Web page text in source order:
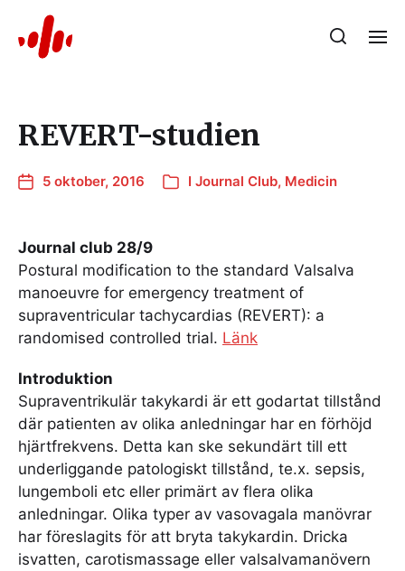
REVERT-studien
5 oktober, 2016 I Journal Club, Medicin
Journal club 28/9
Postural modification to the standard Valsalva
manoeuvre for emergency treatment of
supraventricular tachycardias (REVERT): a
randomised controlled trial. Länk
Introduktion
Supraventrikulär takykardi är ett godartat tillstånd
där patienten av olika anledningar har en förhöjd
hjärtfrekvens. Detta kan ske sekundärt till ett
underliggande patologiskt tillstånd, te.x. sepsis,
lungemboli etc eller primärt av flera olika
anledningar. Olika typer av vasovagala manövrar
har föreslagits för att bryta takykardin. Dricka
isvatten, carotismassage eller valsalvamanövern